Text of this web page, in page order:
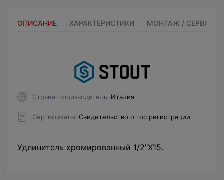
ОПИСАНИЕ ХАРАКТЕРИСТИКИ МОНТАЖ / СЕРВИС
Страна-производитель Италия
Сертификаты Свидетельство о гос регистрации
Удлинитель хромированный 1/2"X15.